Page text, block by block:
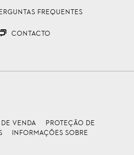
Frequentes
CONTACTO
VENDA
PROTEÇÃO DE
INFORMAÇÕES SOBRE